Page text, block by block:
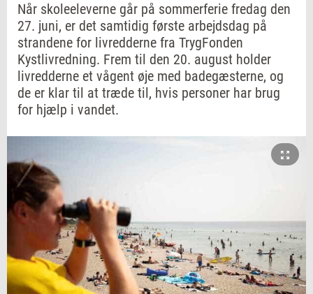
Når skoleeleverne går på sommerferie fredag den
27. juni, er det samtidig første arbejdsdag på
strandene for livredderne fra TrygFonden
Kystlivredning. Frem til den 20. august holder
livredderne et vågent øje med badegæsterne, og
de er klar til at træde til, hvis personer har brug
for hjælp i vandet.